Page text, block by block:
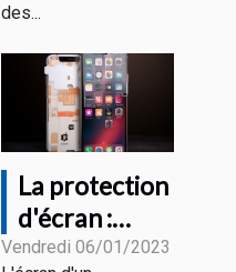
des...
La protection
d'écran :
vaut-elle la
Vendredi 06/01/2023